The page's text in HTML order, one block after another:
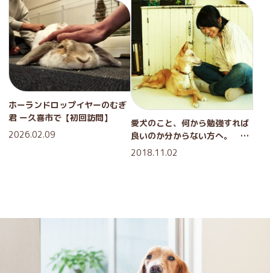
ホーランドロップイヤーのむぎ
君 ー久喜市で【初回訪問】
2026.02.09
愛犬のこと、何から勉強すれば
良いのか分からない方へ。 セ
ミナーのご紹介
2018.11.02